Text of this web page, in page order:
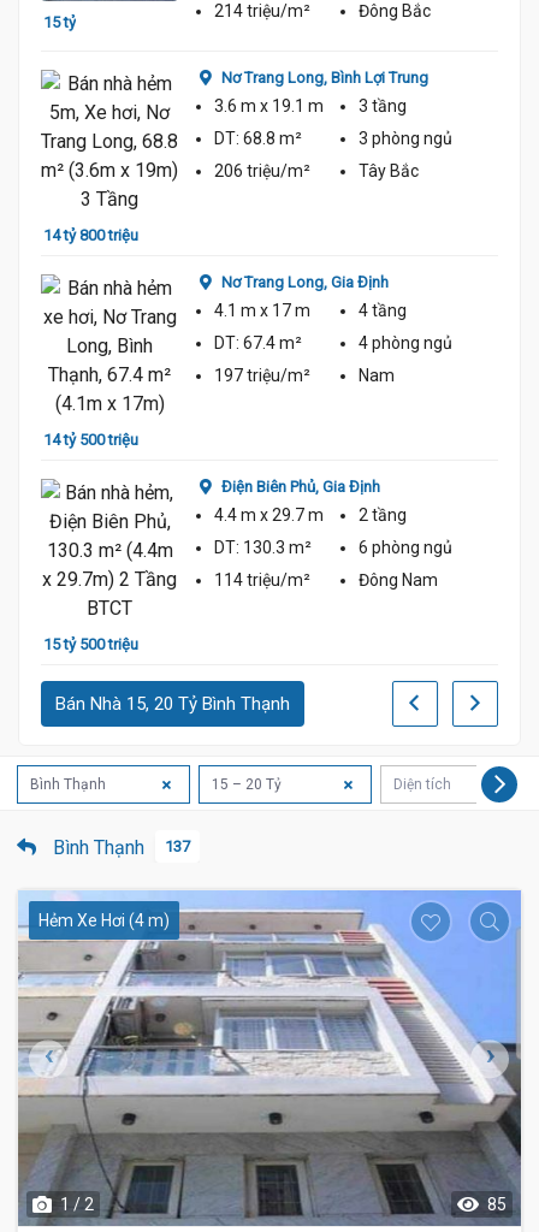
15 tỷ
214 triệu/m²
Đông Bắc
14 tỷ 800 triệu
Nơ Trang Long, Bình Lợi Trung
3.6 m x 19.1 m
3 tầng
DT: 68.8 m² 3 phòng ngủ
206 triệu/m²
Tây Bắc
14 tỷ 500 triệu
Nơ Trang Long, Gia Định
4.1 m x 17 m
4 tầng
DT: 67.4 m² 4 phòng ngủ
197 triệu/m²
Nam
15 tỷ 500 triệu
Điện Biên Phủ, Gia Định
4.4 m x 29.7 m
2 tầng
DT: 130.3 m² 6 phòng ngủ
114 triệu/m²
Đông Nam
Bán Nhà 15, 20 Tỷ Bình Thạnh
Bình Thạnh 15 – 20 Tỷ Diện tích
Bình Thạnh 137
Hẻm Xe Hơi (4 m)
1 / 2 85